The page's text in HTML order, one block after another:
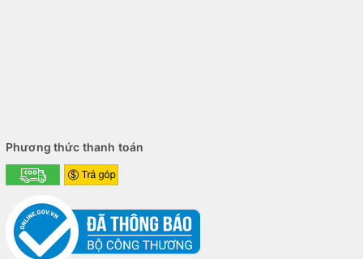
Phương thức thanh toán